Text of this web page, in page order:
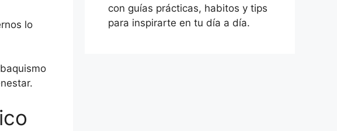
lo
con guías prácticas, habitos y tips
para inspirarte en tu día a día.